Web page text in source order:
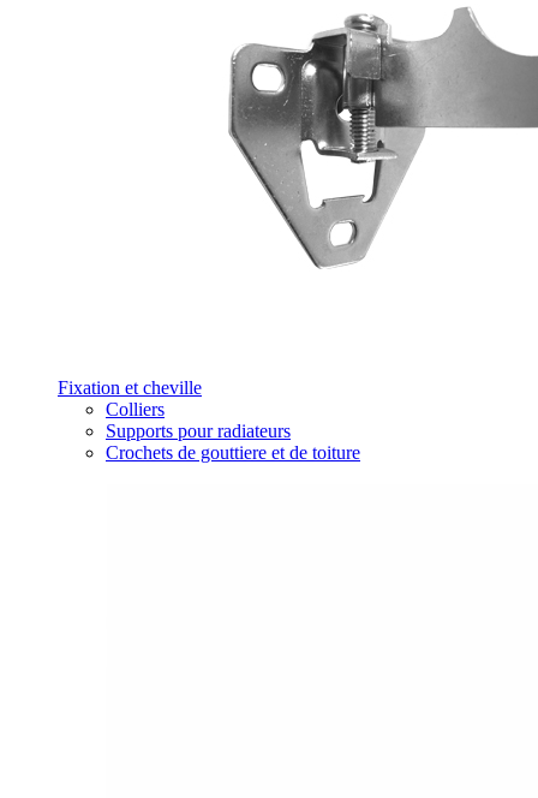
Fixation et cheville
Colliers
Supports pour radiateurs
Crochets de gouttiere et de toiture